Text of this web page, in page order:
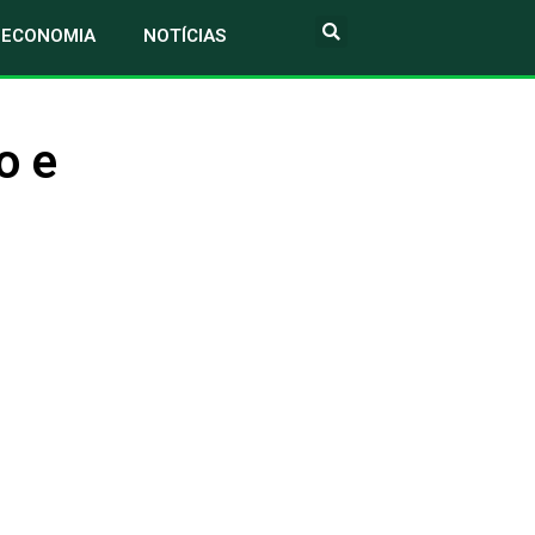
ECONOMIA NOTÍCIAS
e